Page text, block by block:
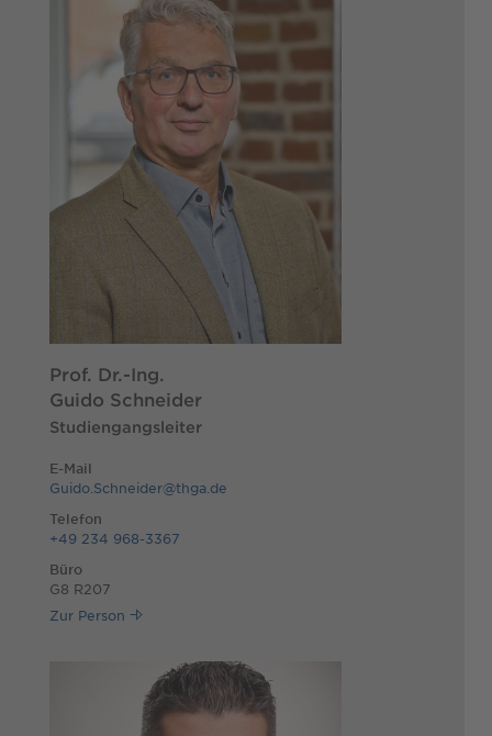
Prof. Dr.-Ing.
Guido Schneider
Studiengangsleiter
E-Mail
Guido.Schneider@thga.de
Telefon
+49 234 968-3367
Büro
G8 R207
Zur Person